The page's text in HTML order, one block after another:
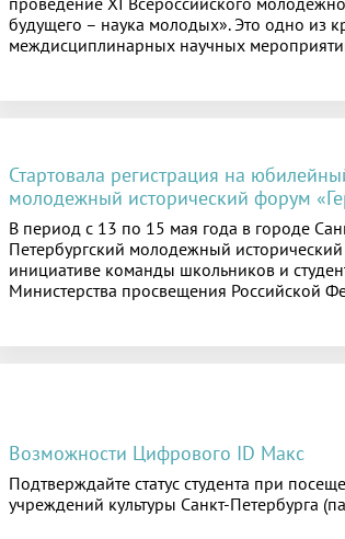
будущего – наука молодых». Это одно из
междисциплинарных научных
Стартовала регистрация на
молодежный исторический форум
В период с 13 по 15 мая года в городе
Петербургский молодежный
инициативе команды школьников и
Министерства просвещения Российской
Возможности Цифрового ID Макс
Подтверждайте статус студента при
учреждений культуры Санкт-Петербурга